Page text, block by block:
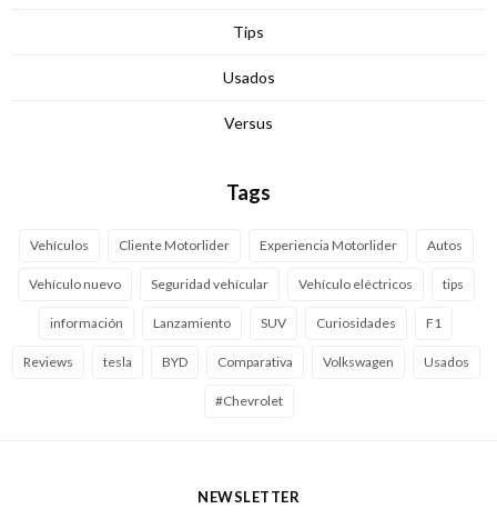
Tips
Usados
Versus
Tags
Vehículos Cliente Motorlider Experiencia Motorlider Autos
Vehículo nuevo Seguridad vehícular Vehículo eléctricos tips
información Lanzamiento SUV Curiosidades F1
Reviews tesla BYD Comparativa Volkswagen Usados
#Chevrolet
NEWSLETTER